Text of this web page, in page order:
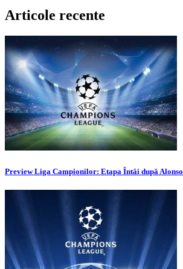
Articole recente
Preview Liga Campionilor: Etapa Întâi după Alonso